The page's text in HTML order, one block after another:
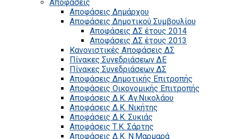
Αποφάσεις
Αποφάσεις Δημάρχου
Αποφάσεις Δημοτικού Συμβουλίου
Αποφάσεις ΔΣ έτους 2014
Αποφάσεις ΔΣ έτους 2013
Κανονιστικές Αποφάσεις ΔΣ
Πίνακες Συνεδριάσεων ΔΕ
Πίνακες Συνεδριάσεων ΔΣ
Αποφάσεις Δημοτικής Επιτροπής
Αποφάσεις Οικονομικής Επιτροπής
Αποφάσεις Δ.Κ. Αγ.Νικολάου
Αποφάσεις Δ.Κ. Νικήτης
Αποφάσεις Δ.Κ. Συκιάς
Αποφάσεις Τ.Κ. Σάρτης
Αποφάσεις Δ.Κ. Ν.Μαρμαρά